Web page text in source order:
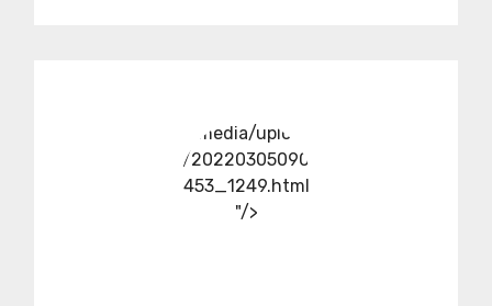
../media/upload
/20220305090
453_1249.html
"/>